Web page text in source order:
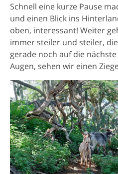
Schnell eine kurze Pause
und einen Blick ins
oben, interessant! Weiter
immer steiler und steiler,
gerade noch auf die
Augen, sehen wir einen